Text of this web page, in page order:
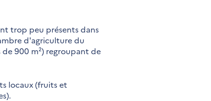
trop peu présents dans
d'agriculture du
900 m²) regroupant de
locaux (fruits et